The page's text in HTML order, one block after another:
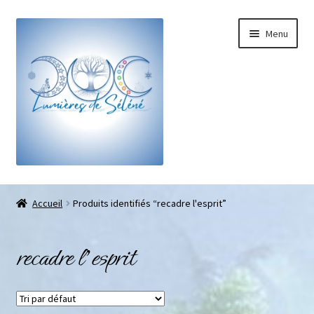
Menu
Boutique
Galets pouce anti-stress
Pendentifs sifflet et fioles
Accueil Produits identifiés “recadre l'esprit”
recadre l'esprit